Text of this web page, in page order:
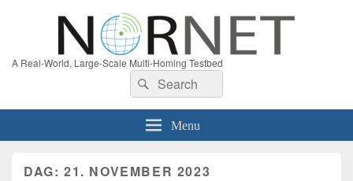
A Real-World, Large-Scale Multi-Homing Testbed
Search
for:
Search
Menu
DAG: 21. NOVEMBER 2023